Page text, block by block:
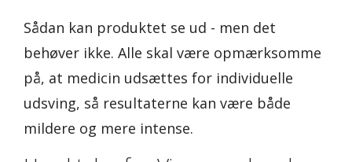
Sådan kan produktet se ud - men det
behøver ikke. Alle skal være opmærksomme
på, at medicin udsættes for individuelle
udsving, så resultaterne kan være både
mildere og mere intense.